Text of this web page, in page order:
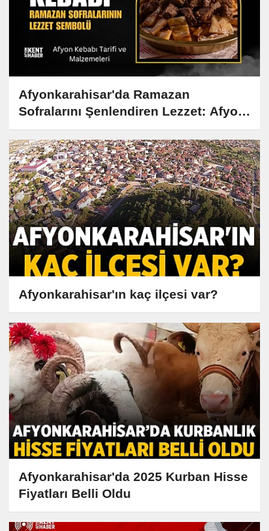
Afyonkarahisar'da Ramazan
Sofralarını Şenlendiren Lezzet: Afyon
Kebabı Tarifi ve Hikayesi
Afyonkarahisar'ın kaç ilçesi var?
Afyonkarahisar'da 2025 Kurban Hisse
Fiyatları Belli Oldu